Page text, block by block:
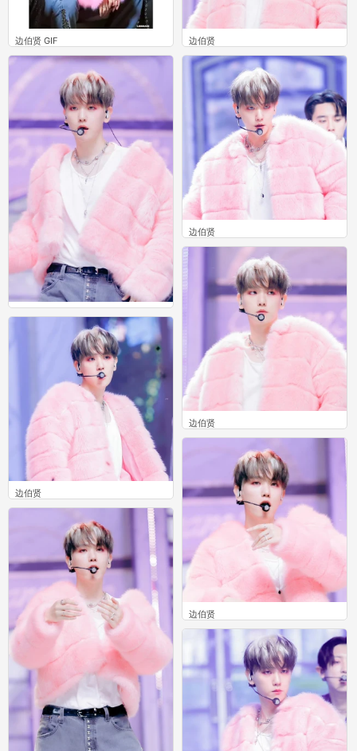
边伯贤
0
边伯贤 GIF
0
边伯贤
0
边伯贤
0
边伯贤
边伯贤
0
边伯贤
0